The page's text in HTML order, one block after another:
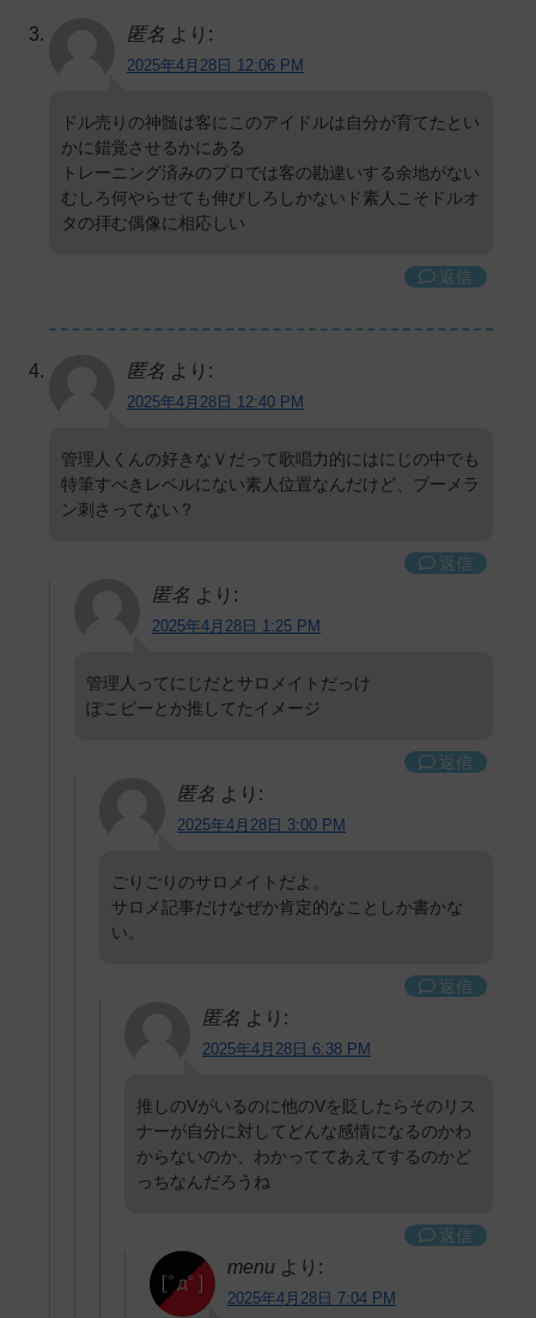
匿名 より:
2025年4月28日 12:06 PM
ドル売りの神髄は客にこのアイドルは自分が育てたとい
かに錯覚させるかにある
トレーニング済みのプロでは客の勘違いする余地がない
むしろ何やらせても伸びしろしかないド素人こそドルオ
タの拝む偶像に相応しい
返信
匿名 より:
2025年4月28日 12:40 PM
管理人くんの好きなＶだって歌唱力的にはにじの中でも
特筆すべきレベルにない素人位置なんだけど、ブーメラ
ン刺さってない？
返信
匿名 より:
2025年4月28日 1:25 PM
管理人ってにじだとサロメイトだっけ
ぽこピーとか推してたイメージ
返信
匿名 より:
2025年4月28日 3:00 PM
ごりごりのサロメイトだよ。
サロメ記事だけなぜか肯定的なことしか書かな
い。
返信
匿名 より:
2025年4月28日 6:38 PM
推しのVがいるのに他のVを貶したらそのリス
ナーが自分に対してどんな感情になるのかわ
からないのか、わかっててあえてするのかど
っちなんだろうね
返信
menu より:
2025年4月28日 7:04 PM